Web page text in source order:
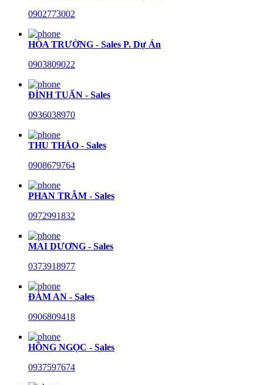
0902773002
HÒA TRƯỜNG - Sales P. Dự Án
0903809022
ĐÌNH TUẤN - Sales
0936038970
THU THẢO - Sales
0908679764
PHAN TRÂM - Sales
0972991832
MAI DƯƠNG - Sales
0373918977
ĐÀM AN - Sales
0906809418
HỒNG NGỌC - Sales
0937597674